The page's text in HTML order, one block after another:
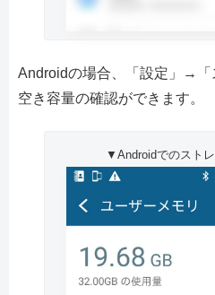
Androidの場合、「設定」→「
空き容量の確認ができます。
▼Androidでのスト